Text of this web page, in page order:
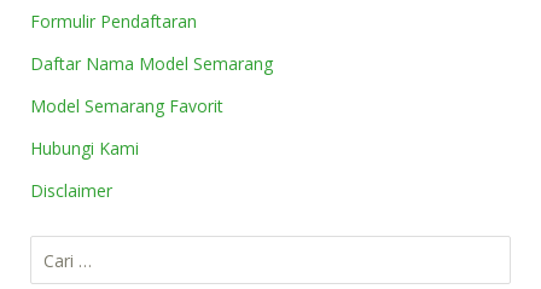
Formulir Pendaftaran
Daftar Nama Model Semarang
Model Semarang Favorit
Hubungi Kami
Disclaimer
Cari
untuk: